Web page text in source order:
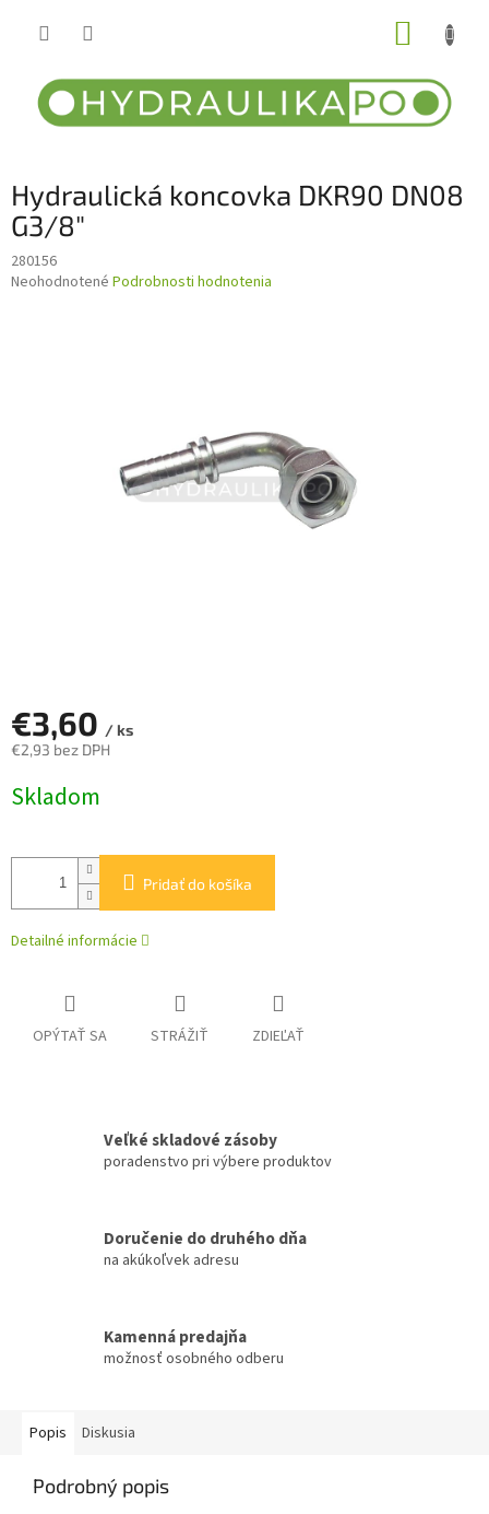
Hydraulická koncovka DKR90 DN08
G3/8"
280156
Priemerné
Neohodnotené Podrobnosti hodnotenia
€3,60 / ks
€2,93 bez DPH
cena:
Skladom
Pridať do košíka
Detailné informácie
OPÝTAŤ SA STRÁŽIŤ ZDIEĽAŤ
Veľké skladové zásoby
poradenstvo pri výbere produktov
Doručenie do druhého dňa
na akúkoľvek adresu
Kamenná predajňa
možnosť osobného odberu
Popis Diskusia
Podrobný popis